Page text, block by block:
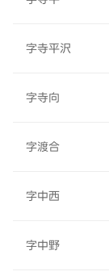
字寺平沢
字寺向
字渡合
字中西
字中野